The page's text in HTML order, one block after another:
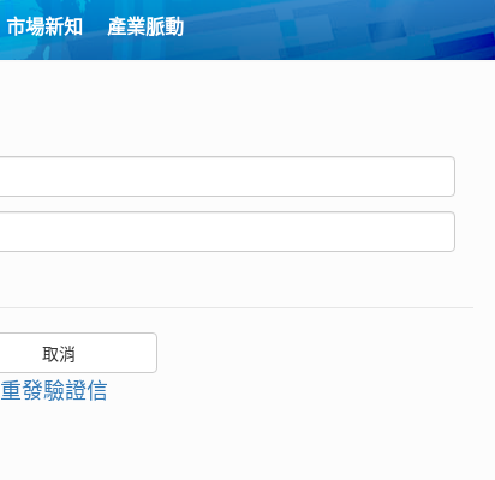
市場新知 產業脈動
重發驗證信